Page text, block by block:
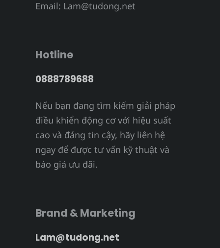
Email: Lam@tudong.net
Hotline
0888789688
Nếu bạn đang tìm kiếm giải pháp
điều khiển động cơ với hiệu suất
cao và đáng tin cậy, hãy liên hệ
ngay để được tư vấn kỹ thuật và
báo giá ưu đãi.
Brand & Marketing
Lam@tudong.net